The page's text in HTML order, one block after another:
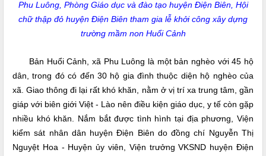
Phu Luông, Phòng Giáo dục và đào tạo huyện Điện Biên, Hội
chữ thập đỏ huyện Điện Biên tham gia lễ khởi công xây dựng
trường mầm non Huổi Cảnh
Bản Huổi Cảnh, xã Phu Luông là một bản nghèo với 45 hộ
dân, trong đó có đến 30 hộ gia đình thuộc diện hộ nghèo của
xã. Giao thông đi lại rất khó khăn, nằm ở vị trí xa trung tâm, gần
giáp với biên giới Việt - Lào nên điều kiện giáo dục, y tế còn gặp
nhiều khó khăn. Nắm bắt được tình hình tại địa phương, Viện
kiểm sát nhân dân huyện Điện Biên do đồng chí Nguyễn Thị
Nguyệt Hoa - Huyện ủy viên, Viện trưởng VKSND huyện Điện